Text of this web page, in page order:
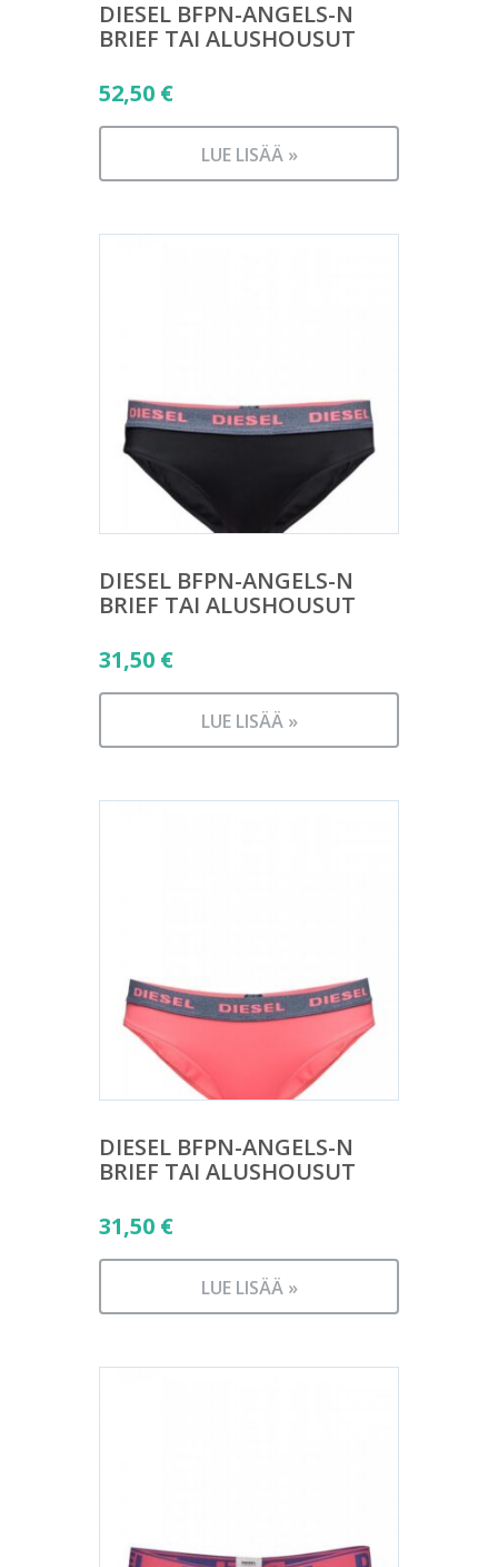
DIESEL BFPN-ANGELS-N
BRIEF TAI ALUSHOUSUT
52,50 €
LUE LISÄÄ »
DIESEL BFPN-ANGELS-N
BRIEF TAI ALUSHOUSUT
31,50 €
LUE LISÄÄ »
DIESEL BFPN-ANGELS-N
BRIEF TAI ALUSHOUSUT
31,50 €
LUE LISÄÄ »